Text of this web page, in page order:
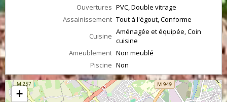
Ouvertures PVC, Double vitrage
Assainissement Tout à l'égout, Conforme
Cuisine Aménagée et équipée, Coin
cuisine
Ameublement Non meublé
Piscine Non
+